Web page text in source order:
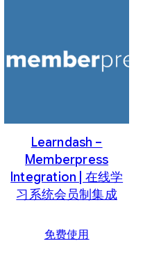
Learndash –
Memberpress
Integration | 在线学
习系统会员制集成
免费使用